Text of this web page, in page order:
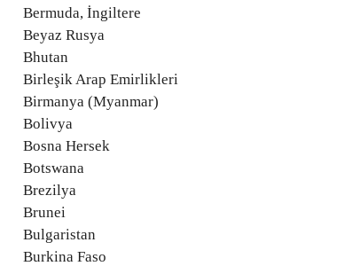
Bermuda, İngiltere
Beyaz Rusya
Bhutan
Birleşik Arap Emirlikleri
Birmanya (Myanmar)
Bolivya
Bosna Hersek
Botswana
Brezilya
Brunei
Bulgaristan
Burkina Faso